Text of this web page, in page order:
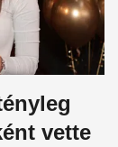
vette